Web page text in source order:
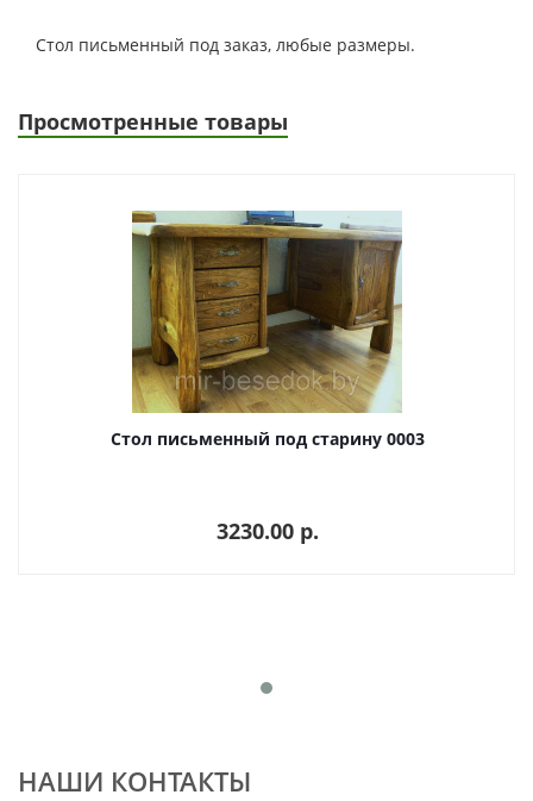
Стол письменный под заказ, любые размеры.
Просмотренные товары
Стол письменный под старину 0003
3230.00 p.
НАШИ КОНТАКТЫ